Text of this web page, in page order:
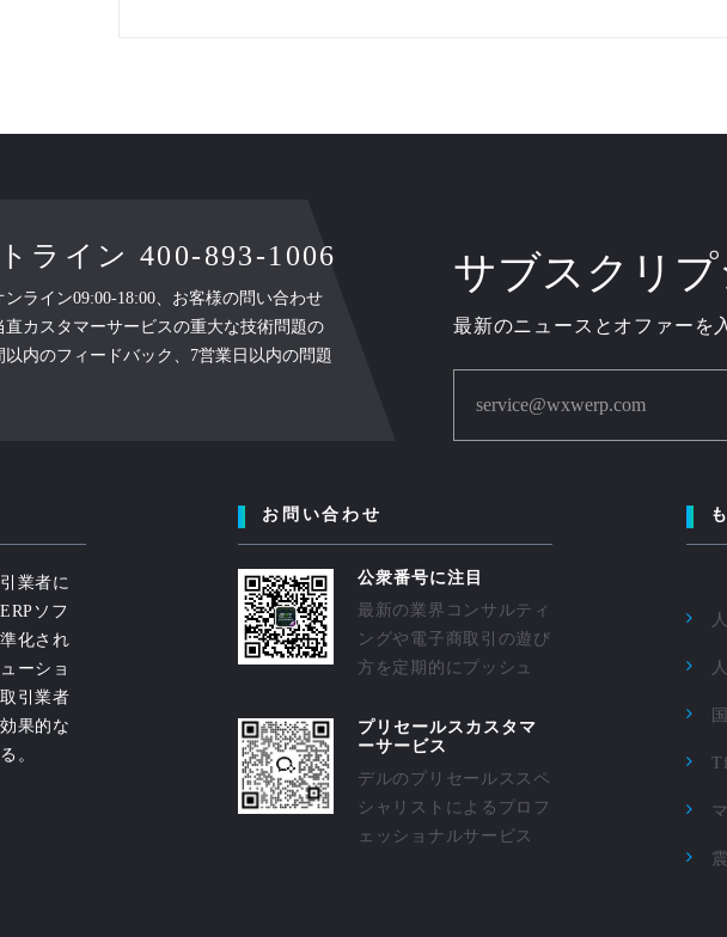
ライン 400-893-1006
ライン09:00-18:00、お客様の問い合わせ
直カスタマーサービスの重大な技術問題の
以内のフィードバック、7営業日以内の問題
サブスクリ
最新のニュースとオファーを
service@wxwerp.com
業者に
ソフ
化され
ーショ
引業者
果的な
。
お問い合わせ
公衆番号に注目
最新の業界コンサルティ
ングや電子商取引の遊び
方を定期的にプッシュ
プリセールスカスタマ
ーサービス
デルのプリセールススペ
シャリストによるプロフ
ェッショナルサービス